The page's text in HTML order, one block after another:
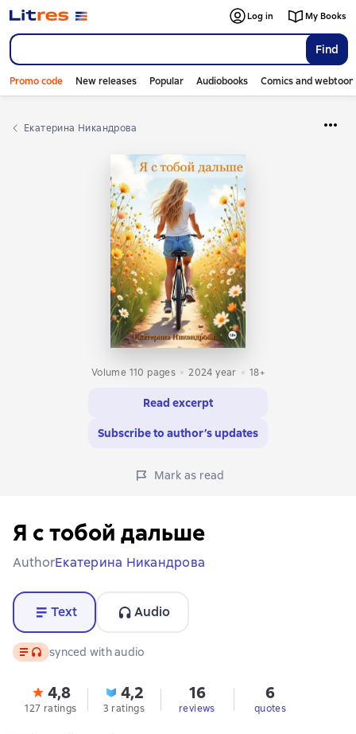
Find
Log in My Books
Promo code New releases Popular Audiobooks Comics and
Екатерина Никандрова
Volume 110 pages 2024 year 18+
Read excerpt
Subscribe to author’s updates
Mark as read
Я с тобой дальше
AuthorЕкатерина Никандрова
Text Audio
Text, audio format available
synced with audio
4,8
127 ratings
4,2
3 ratings
16
reviews
6
quotes